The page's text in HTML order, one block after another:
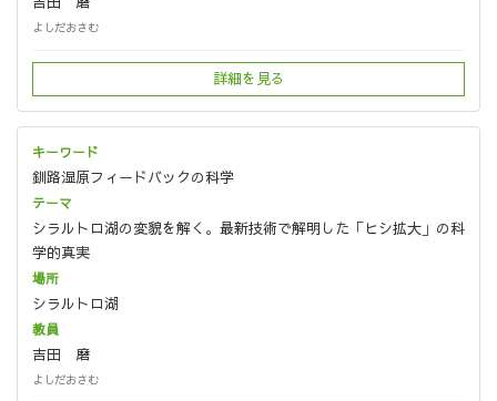
よしだおさむ
詳細を見る
釧路湿原フィードバックの科学
シラルトロ湖の変貌を解く。最新技術で解明した「ヒシ拡大」の科
学的真実
シラルトロ湖
吉田 磨
よしだおさむ